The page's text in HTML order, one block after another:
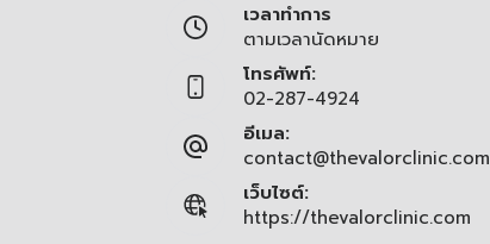
เวลาทำการ
ตามเวลานัดหมาย
โทรศัพท์:
02-287-4924
อีเมล:
contact@thevalorclinic.com
เว็บไซต์:
https://thevalorclinic.com